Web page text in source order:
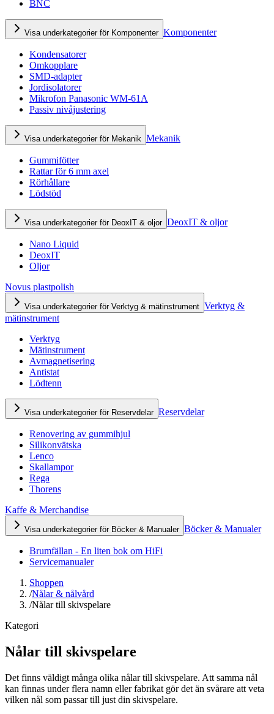
BNC
Visa underkategorier för Komponenter Komponenter
Kondensatorer
Omkopplare
SMD-adapter
Jordisolatorer
Mikrofon Panasonic WM-61A
Passiv nivåjustering
Visa underkategorier för Mekanik Mekanik
Gummifötter
Rattar för 6 mm axel
Rörhållare
Lödstöd
Visa underkategorier för DeoxIT & oljor DeoxIT & oljor
Nano Liquid
DeoxIT
Oljor
Novus plastpolish
Visa underkategorier för Verktyg & mätinstrument Verktyg &
mätinstrument
Verktyg
Mätinstrument
Avmagnetisering
Antistat
Lödtenn
Visa underkategorier för Reservdelar Reservdelar
Renovering av gummihjul
Silikonvätska
Lenco
Skallampor
Rega
Thorens
Kaffe & Merchandise
Visa underkategorier för Böcker & Manualer Böcker & Manualer
Brumfällan - En liten bok om HiFi
Servicemanualer
Shoppen
/Nålar & nålvård
/Nålar till skivspelare
Kategori
Nålar till skivspelare
Det finns väldigt många olika nålar till skivspelare. Att samma nål
kan finnas under flera namn eller fabrikat gör det än svårare att veta
vilken nål som passar till just din skivspelare.